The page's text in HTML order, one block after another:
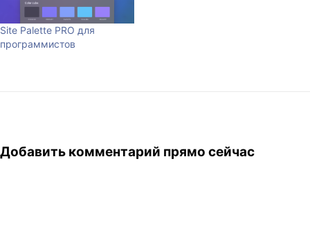
Site Palette PRO для
программистов
Добавить комментарий прямо сейчас